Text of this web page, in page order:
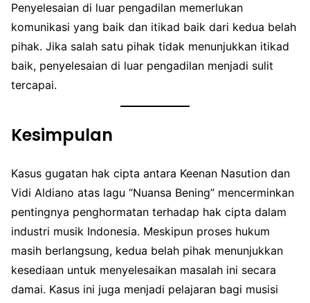
Penyelesaian di luar pengadilan memerlukan
komunikasi yang baik dan itikad baik dari kedua belah
pihak. Jika salah satu pihak tidak menunjukkan itikad
baik, penyelesaian di luar pengadilan menjadi sulit
tercapai.
Kesimpulan
Kasus gugatan hak cipta antara Keenan Nasution dan
Vidi Aldiano atas lagu “Nuansa Bening” mencerminkan
pentingnya penghormatan terhadap hak cipta dalam
industri musik Indonesia. Meskipun proses hukum
masih berlangsung, kedua belah pihak menunjukkan
kesediaan untuk menyelesaikan masalah ini secara
damai. Kasus ini juga menjadi pelajaran bagi musisi